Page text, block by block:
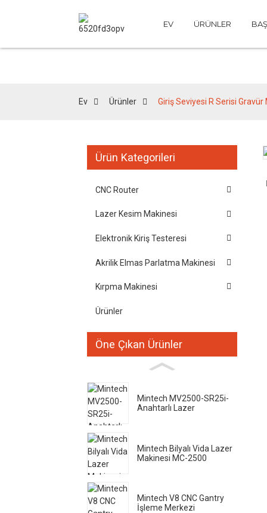
EV ÜRÜNLER
Ev Ürünler Giriş Seviyesi R Serisi Gravür
Ürün Kategorileri
CNC Router
Lazer Kesim Makinesi
Elektronik Kiriş Testeresi
Akrilik Elmas Parlatma Makinesi
Kırpma Makinesi
Ürünler
Öne Çıkan Ürünler
Mintech MV2500-SR25i-
Anahtarlı Lazer
Mintech Bilyalı Vida Lazer
Makinesi MC-2500
Mintech V8 CNC Gantry
İşleme Merkezi
Loading...
Loading...